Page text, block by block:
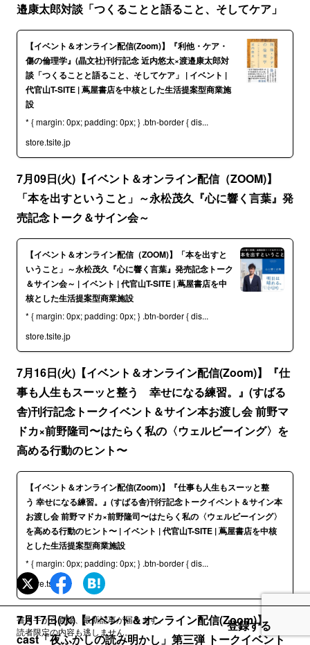
邉康太郎対談「つくることと語ること、そしてケア」
【イベント＆オンライン配信(Zoom)】『利他・ケア・
傷の倫理学』(晶文社)刊行記念 近内悠太×渡邉康太郎対
談「つくることと語ること、そしてケア」 | イベント |
代官山T-SITE | 蔦屋書店を中核とした生活提案型商業施
設
* { margin: 0px; padding: 0px; } .btn-border { dis...
store.tsite.jp
7月09日(火)【イベント＆オンライン配信（ZOOM)】
「本を出すということ」～永松茂久『心に響く言葉』発
売記念トーク＆サイン会～
【イベント＆オンライン配信（ZOOM)】「本を出すと
いうこと」～永松茂久『心に響く言葉』発売記念トーク
＆サイン会～ | イベント | 代官山T-SITE | 蔦屋書店を中
核とした生活提案型商業施設
* { margin: 0px; padding: 0px; } .btn-border { dis...
store.tsite.jp
7月16日(火)【イベント＆オンライン配信(Zoom)】『仕
事も人生もスーッと整う 幸せになる練習。』(すばる
舎)刊行記念トークイベント＆サイン本お渡し会 前野マ
ドカ×前野隆司〜はたらく私の〈ウェルビーイング〉を
高める行動のヒント〜
【イベント＆オンライン配信(Zoom)】『仕事も人生もスーッと整
う 幸せになる練習。』(すばる舎)刊行記念トークイベント＆サイン本
お渡し会 前野マドカ×前野隆司〜はたらく私の〈ウェルビーイング〉
を高める行動のヒント〜 | イベント | 代官山T-SITE | 蔦屋書店を中核
とした生活提案型商業施設
* { margin: 0px; padding: 0px; } .btn-border { dis...
store.tsite.jp
7月17日(水)【イベント＆オンライン配信(Zoom)】Pod
cast「夜ふかしの読み明かし」第三弾 トークイベント
書き手から直接、最新記事が届きます。
読者限定の内容も逃しません。
登録する